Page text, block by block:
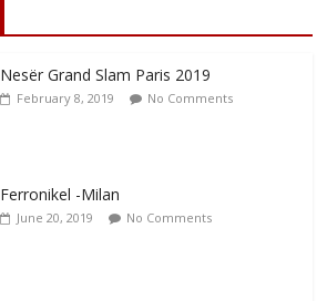
Nesër Grand Slam Paris 2019
February 8, 2019 No Comments
Ferronikel -Milan
June 20, 2019 No Comments